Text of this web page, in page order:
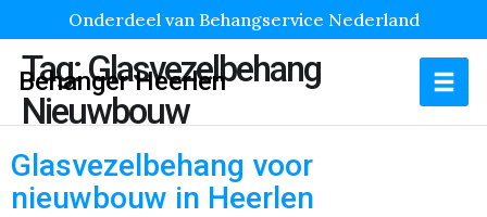
Onderdeel van Behangservice Nederland
Behanger Heerlen
Tag:Glasvezelbehang
Nieuwbouw
Glasvezelbehang voor
nieuwbouw in Heerlen